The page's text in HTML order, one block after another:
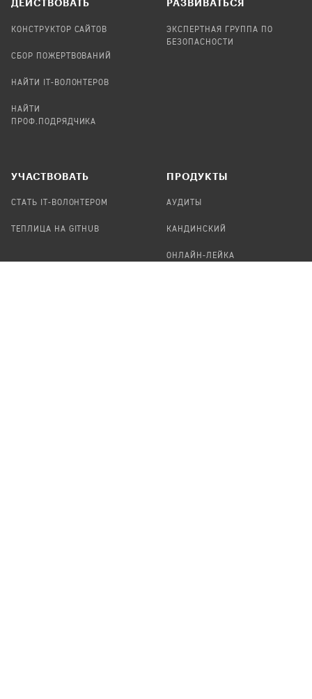
ДЕЙСТВОВАТЬ
КОНСТРУКТОР САЙТОВ
СБОР ПОЖЕРТВОВАНИЙ
НАЙТИ IT-ВОЛОНТЕРОВ
НАЙТИ
ПРОФ.ПОДРЯДЧИКА
РАЗВИВАТЬСЯ
ЭКСПЕРТНАЯ ГРУППА ПО
БЕЗОПАСНОСТИ
УЧАСТВОВАТЬ
СТАТЬ IT-ВОЛОНТЕРОМ
ТЕПЛИЦА НА GITHUB
ПРОДУКТЫ
АУДИТЫ
КАНДИНСКИЙ
ОНЛАЙН-ЛЕЙКА